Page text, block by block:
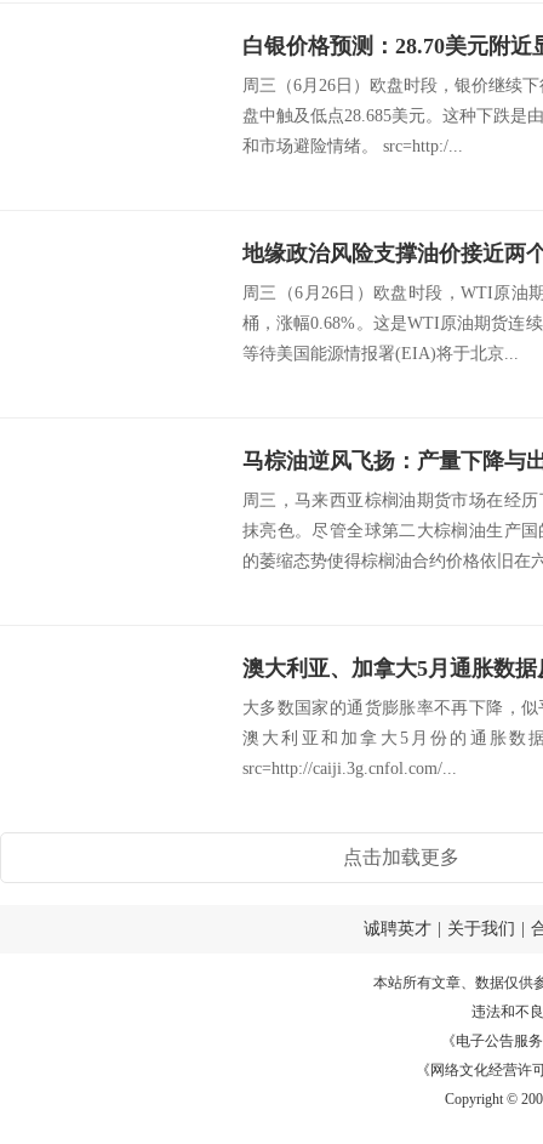
周三（6月26日）欧盘时段，银价继续
盘中触及低点28.685美元。这种下跌是
和市场避险情绪。 src=http:/...
周三（6月26日）欧盘时段，WTI原油
桶，涨幅0.68%。这是WTI原油期货连
等待美国能源情报署(EIA)将于北京...
周三，马来西亚棕榈油期货市场在经
抹亮色。尽管全球第二大棕榈油生产
的萎缩态势使得棕榈油合约价格依旧在
澳大利亚、加拿大5月通胀数
大多数国家的通货膨胀率不再下降，
澳大利亚和加拿大5月份的通胀数
src=http://caiji.3g.cnfol.com/...
点击加载更多
诚聘英才 关于我们
本站所有文章、数据仅供
违法和不
《电子公告服务
《网络文化经营许
Copyright ©